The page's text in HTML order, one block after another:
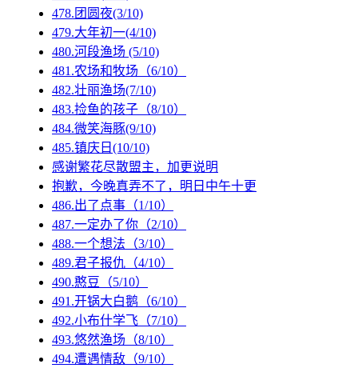
478.团圆夜(3/10)
479.大年初一(4/10)
480.河段渔场 (5/10)
481.农场和牧场（6/10）
482.壮丽渔场(7/10)
483.捡鱼的孩子（8/10）
484.微笑海豚(9/10)
485.镇庆日(10/10)
感谢繁花尽散盟主，加更说明
抱歉，今晚真弄不了，明日中午十更
486.出了点事（1/10）
487.一定办了你（2/10）
488.一个想法（3/10）
489.君子报仇（4/10）
490.憨豆（5/10）
491.开锅大白鹅（6/10）
492.小布什学飞（7/10）
493.悠然渔场（8/10）
494.遭遇情敌（9/10）